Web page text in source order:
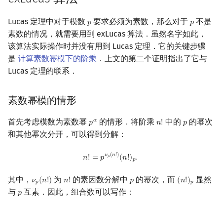
Lucas 定理中对于模数 𝑝
p 要求必须为素数，那么对于𝑝
p 不是
素数的情况，就需要用到 exLucas 算法．虽然名字如此，
该算法实际操作时并没有用到 Lucas 定理．它的关键步骤
是 计算素数幂模下的阶乘 ．上文的第二个证明指出了它与
Lucas 定理的联系．
素数幂模的情形
首先考虑模数为素数幂 𝑝𝛼
pα 的情形．将阶乘 𝑛!
n! 中的 𝑝
p的幂次
和其他幂次分开，可以得到分解：
𝑛! = 𝑝𝜈𝑝(𝑛!)(𝑛!)𝑝.
n! =p νp(n!)(n!)p
其中， 𝜈𝑝(𝑛!)
νp(n!) 为𝑛!
n! 的素因数分解中𝑝
p 的幂次，而 (𝑛!)𝑝
(n!)p 显然
与 𝑝
p 互素．因此，组合数可以写作：